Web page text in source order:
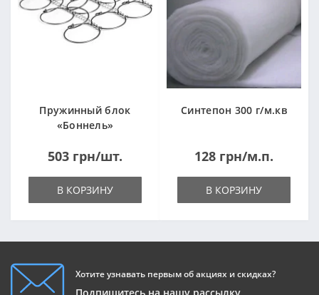
Пружинный блок
«Боннель»
503 грн/шт.
В КОРЗИНУ
Синтепон 300 г/м.кв
128 грн/м.п.
В КОРЗИНУ
Хотите узнавать первым об акциях и скидках?
Подпишитесь на нашу рассылку